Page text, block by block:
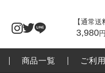
【通常送
3,980
商品一覧 ご利